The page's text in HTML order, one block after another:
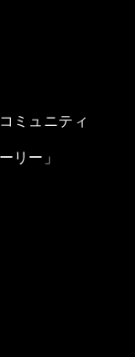
ミュニティ
リー」